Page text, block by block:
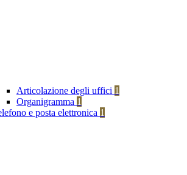
Articolazione degli uffici 1
Organigramma 1
e posta elettronica 1